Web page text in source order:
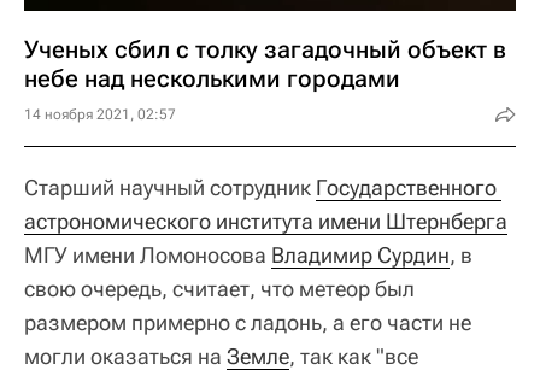
Ученых сбил с толку загадочный объект в
небе над несколькими городами
14 ноября 2021, 02:57
Старший научный сотрудник Государственного
астрономического института имени Штернберга
МГУ имени Ломоносова Владимир Сурдин, в
свою очередь, считает, что метеор был
размером примерно с ладонь, а его части не
могли оказаться на Земле, так как "все